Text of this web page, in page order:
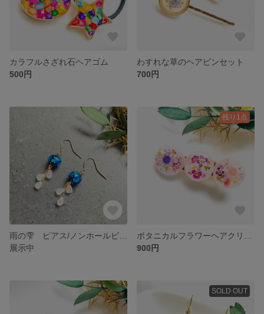
カラフルさざれ石ヘアゴム
500円
わすれな草のヘアピンセット
700円
展示中
残り1点
900円
SOLD OUT